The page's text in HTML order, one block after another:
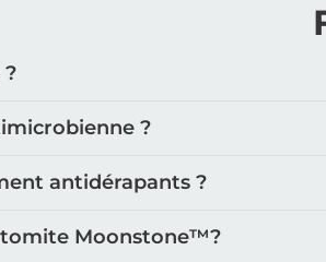
?
antidérapants ?
Moonstone™️?